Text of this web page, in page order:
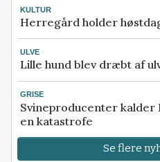
KULTUR
Herregård holder
ULVE
Lille hund blev dræbt af
GRISE
Svineproducenter kalder
en katastrofe
Se flere